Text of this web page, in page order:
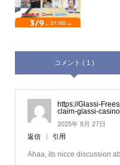
コメント ( 1 )
https://Glassi-
claim-glassi-
2025年 8月 27日
返信
引用
Ahaa, its nicce discussion